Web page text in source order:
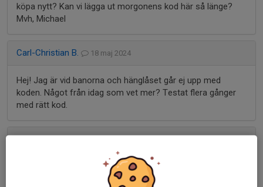
köpa nytt? Kan vi lägga ut morgonens kod här så länge?
Mvh, Michael
Carl-Christian B. 18 maj 2024
Hej! Jag är vid banorna och hänglåset går ej upp med
koden. Något från idag som vet mer? Testat flera gånger
med rätt kod.
Leo R.
Finns det någon planerad utbildning för bollmasninen i